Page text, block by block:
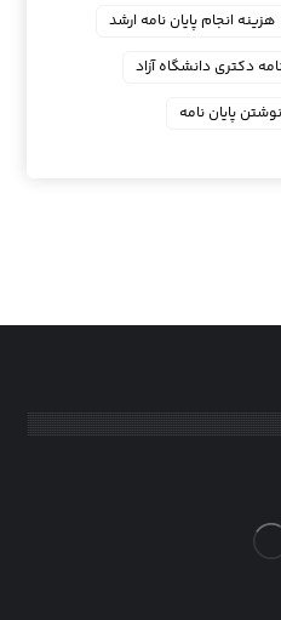
هزینه انجام پایان نامه ارشد
دکتری دانشگاه آزاد
پایان نامه